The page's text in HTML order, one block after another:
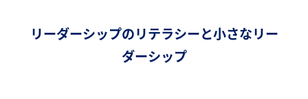
リーダーシップのリテラシーと小さなリー
ダーシップ